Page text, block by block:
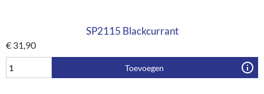
SP2115 Blackcurrant
€ 31,90
Toevoegen